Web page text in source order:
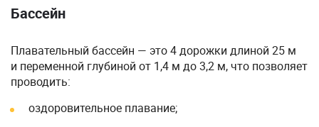
Бассейн
Плавательный бассейн — это 4 дорожки длиной 25 м
и переменной глубиной от 1,4 м до 3,2 м, что позволяет
проводить:
оздоровительное плавание;